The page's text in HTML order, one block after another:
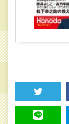
TWEET